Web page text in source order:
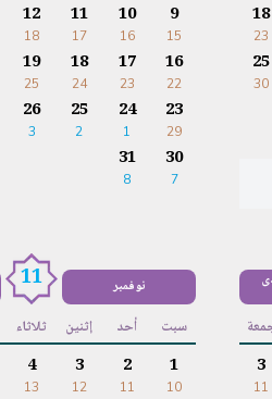
18
23
25
30
9
15
10
16
11
17
12
18
16
22
17
23
18
24
19
25
23
29
24
1
25
2
26
3
30
7
31
8
3
11
نوفمبر 11
سبت أحد إثنين ثلاثاء
1
10
2
11
3
12
4
13